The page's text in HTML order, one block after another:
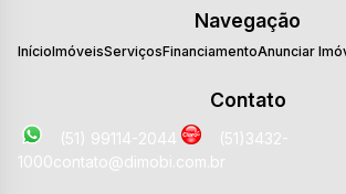
Navegação
InícioImóveisServiçosFinanciamentoAnunciar
Contato
(51) 99114-2044
(51)3432-
1000contato@dimobi.com.br